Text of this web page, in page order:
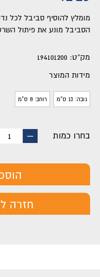
מומלץ להוסיף סביבל לכל
הסביבל מונע את פיתול
מק"ט: 194101200
מידות המוצר
גובה: 13 ס"מ רוחב: 8 ס"מ
בחרו כמות
החסר
1
חזרה